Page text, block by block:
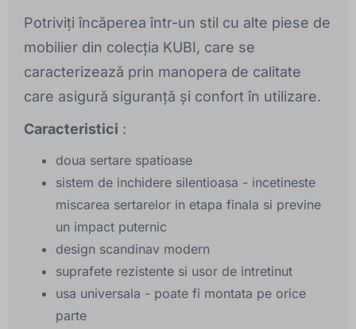
Potriviți încăperea într-un stil cu alte piese de
mobilier din colecția KUBI, care se
caracterizează prin manopera de calitate
care asigură siguranță și confort în utilizare.
Caracteristici :
doua sertare spatioase
sistem de inchidere silentioasa - incetineste
miscarea sertarelor in etapa finala si previne
un impact puternic
design scandinav modern
suprafete rezistente si usor de intretinut
usa universala - poate fi montata pe orice
parte